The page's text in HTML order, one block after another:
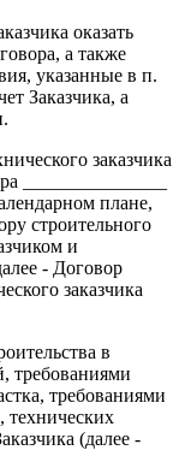
оказать
а также
указанные в п.
Заказчика, а
заказчика
_______________
плане,
строительного
и
- Договор
заказчика
в
требованиями
требованиями
технических
(далее -